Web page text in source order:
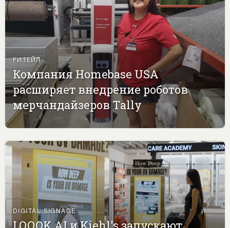
РИТЕЙЛ
Компания Homebase USA
расширяет внедрение роботов
мерчандайзеров Tally
DIGITAL SIGNAGE